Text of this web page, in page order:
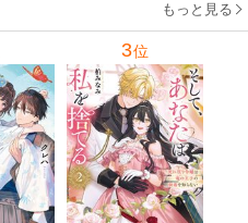
もっと見る
3位